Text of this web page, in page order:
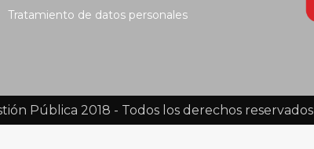
Tratamiento de datos personales
Pública 2018 - Todos los derechos reservados